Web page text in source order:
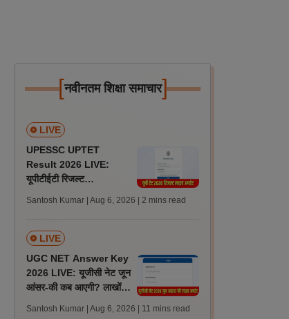
[नवीनतम शिक्षा समाचार]
LIVE
UPESSC UPTET
Result 2026 LIVE:
यूपीटीईटी रिजल्ट
जल्द, जानें लेटेस्ट अपडेट,
Santosh Kumar | Aug 6, 2026 | 2 mins read
LIVE
UGC NET Answer Key
2026 LIVE: यूजीसी नेट जून
आंसर-की कब आएगी? लाखों
Santosh Kumar | Aug 6, 2026 | 11 mins read